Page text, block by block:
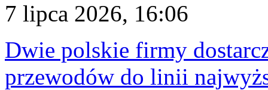
7 lipca 2026, 16:06
Dwie polskie firmy
przewodów do linii